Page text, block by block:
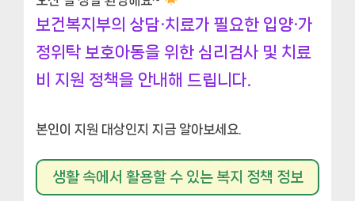
보건복지부의 상담·치료가 필요한 입양·가
정위탁 보호아동을 위한 심리검사 및 치료
비 지원 정책을 안내해 드립니다.
본인이 지원 대상인지 지금 알아보세요.
생활 속에서 활용할 수 있는 복지 정책 정보